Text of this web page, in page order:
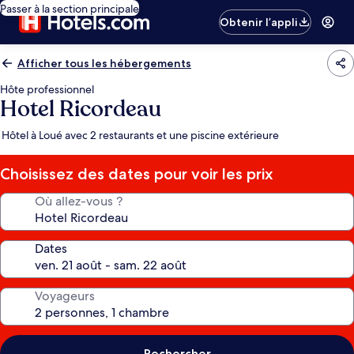
Passer à la section principale
Obtenir l’appli
Afficher tous les hébergements
Hôte professionnel
Hotel Ricordeau
Hôtel à Loué avec 2 restaurants et une piscine extérieure
Choisissez des dates pour voir les prix
Où allez-vous ?
Dates
Voyageurs